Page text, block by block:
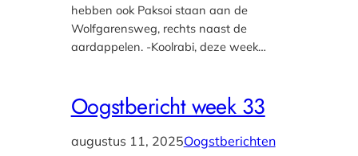
hebben ook Paksoi staan aan de
Wolfgarensweg, rechts naast de
aardappelen. -Koolrabi, deze week…
Oogstbericht week 33
augustus 11, 2025Oogstberichten